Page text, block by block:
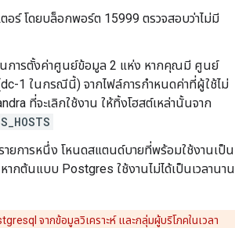
เตอร์ โดยบล็อกพอร์ต 15999 ตรวจสอบว่าไม่มี
นการตั้งค่าศูนย์ข้อมูล 2 แห่ง หากคุณมี ศูนย์
1 ในกรณีนี้) จากไฟล์การกำหนดค่าที่ผู้ใช้ไม่
ที่จะเลิกใช้งาน ให้ทิ้งโฮสต์เหล่านั้นจาก
ยการหนึ่ง โหนดสแตนด์บายที่พร้อมใช้งานเป็น
กต้นแบบ Postgres ใช้งานไม่ได้เป็นเวลานาน
จากข้อมูลวิเคราะห์ และกลุ่มผู้บริโภคในเวลา